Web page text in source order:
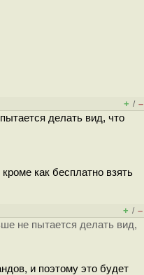
+ / –
делать вид, что
как бесплатно взять
+ / –
не пытается делать вид,
и поэтому это будет